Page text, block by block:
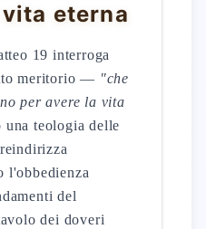
eterna
19 interroga
meritorio — "che
per avere la vita
teologia delle
l'obbedienza
del
dei doveri